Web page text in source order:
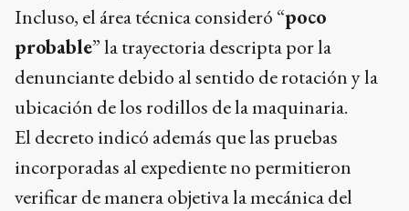
Incluso, el área técnica consideró “poco
probable” la trayectoria descripta por la
denunciante debido al sentido de rotación y la
ubicación de los rodillos de la maquinaria.
El decreto indicó además que las pruebas
incorporadas al expediente no permitieron
verificar de manera objetiva la mecánica del